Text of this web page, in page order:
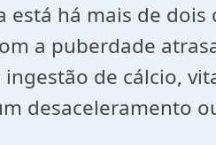
está há mais de
a puberdade
de cálcio,
desaceleramento